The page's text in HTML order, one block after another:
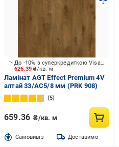
626.39₴/кв. м
До -10% з суперкредиткою Visa Вигода
Ламінат AGT Effect Premium 4V
алтай 33/АС5/8 мм (PRK 908)
5
659.36 ₴/кв. м
Cамовивіз Доставимо